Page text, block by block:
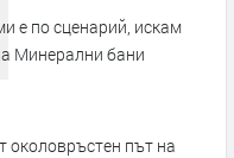
е по сценарий, искам
Минерални бани
околовръстен път на